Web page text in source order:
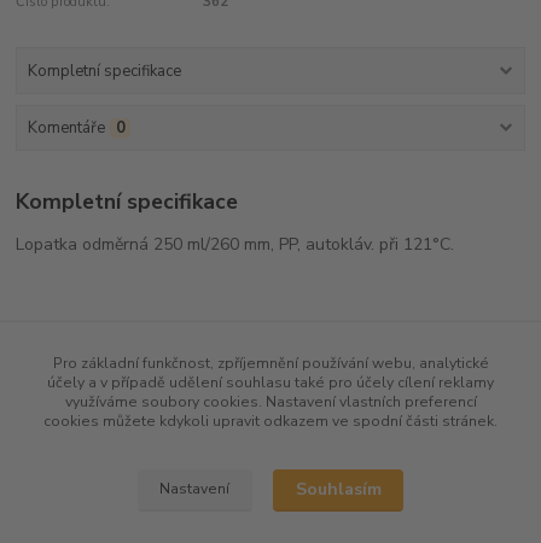
Kompletní specifikace
Komentáře 0
Kompletní specifikace
Lopatka odměrná 250 ml/260 mm, PP, autokláv. při 121°C.
Lopatky, špachtle, pinzety
Pro základní funkčnost, zpříjemnění používání webu, analytické
účely a v případě udělení souhlasu také pro účely cílení reklamy
využíváme soubory cookies. Nastavení vlastních preferencí
cookies můžete kdykoli upravit odkazem ve spodní části stránek.
Nastavení Souhlasím